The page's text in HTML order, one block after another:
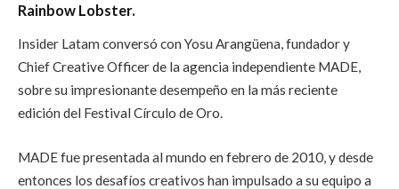
Rainbow Lobster.
Insider Latam conversó con Yosu Arangüena, fundador y
Chief Creative Officer de la agencia independiente MADE,
sobre su impresionante desempeño en la más reciente
edición del Festival Círculo de Oro.
MADE fue presentada al mundo en febrero de 2010, y desde
entonces los desafíos creativos han impulsado a su equipo a